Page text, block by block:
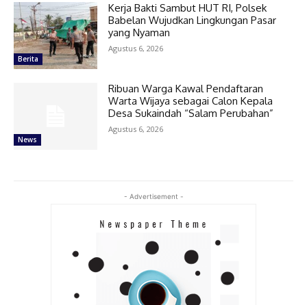
Berita
Kerja Bakti Sambut HUT RI, Polsek
Babelan Wujudkan Lingkungan Pasar
yang Nyaman
Agustus 6, 2026
News
Ribuan Warga Kawal Pendaftaran
Warta Wijaya sebagai Calon Kepala
Desa Sukaindah “Salam Perubahan”
Agustus 6, 2026
- Advertisement -